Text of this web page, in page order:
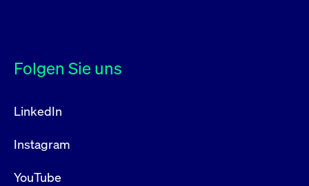
Folgen Sie uns
LinkedIn
Instagram
YouTube